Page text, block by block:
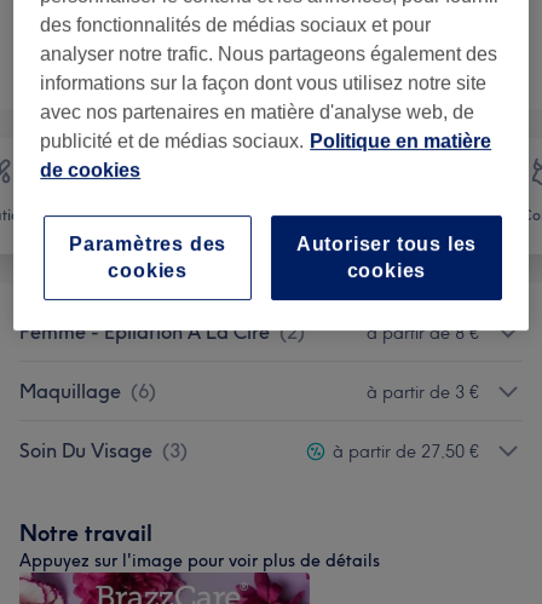
Ce n'est pas ce que vous recherchiez ?
Recherchez dans notre liste de prestations
Visage Massage
Femme - Épilation À La Cire (2) à partir de 8 €
Maquillage (6) à partir de 3 €
Soin Du Visage (3) à partir de 27,50 €
Notre travail
Appuyez sur l'image pour voir plus de détails
des fonctionnalités de médias sociaux et pour
analyser notre trafic. Nous partageons également des
informations sur la façon dont vous utilisez notre site
avec nos partenaires en matière d'analyse web, de
publicité et de médias sociaux. Politique en matière
de cookies
Autoriser tous les
cookies
Paramètres des
cookies